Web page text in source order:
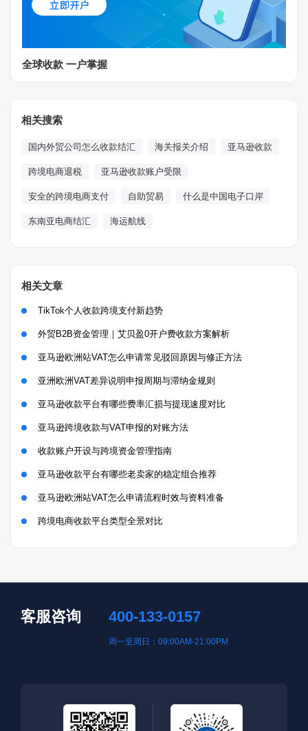
全球收款 一户掌握
相关搜索
国内外贸公司怎么收款结汇 海关报关介绍 亚马逊收款
跨境电商退税 亚马逊收款账户受限
安全的跨境电商支付 自助贸易 什么是中国电子口岸
东南亚电商结汇 海运航线
相关文章
TikTok个人收款跨境支付新趋势
外贸B2B资金管理｜艾贝盈0开户费收款方案解析
亚马逊欧洲站VAT怎么申请常见驳回原因与修正方法
亚洲欧洲VAT差异说明申报周期与滞纳金规则
亚马逊收款平台有哪些费率汇损与提现速度对比
亚马逊跨境收款与VAT申报的对账方法
收款账户开设与跨境资金管理指南
亚马逊收款平台有哪些老卖家的稳定组合推荐
亚马逊欧洲站VAT怎么申请流程时效与资料准备
跨境电商收款平台类型全景对比
客服咨询 400-133-0157
周一至周日：09:00AM-21:00PM